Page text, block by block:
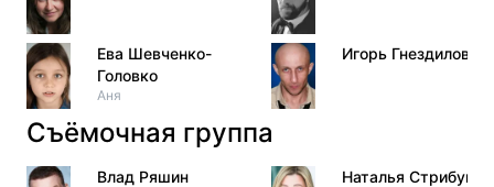
Ева Шевченко-
Головко
Аня
Игорь Гнездилов
Съёмочная группа
Влад Ряшин Наталья Стрибук